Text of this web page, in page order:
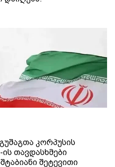
კორპუსის
თავდასხმები
შეტევითი